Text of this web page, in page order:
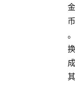
金
币
。
换
成
其